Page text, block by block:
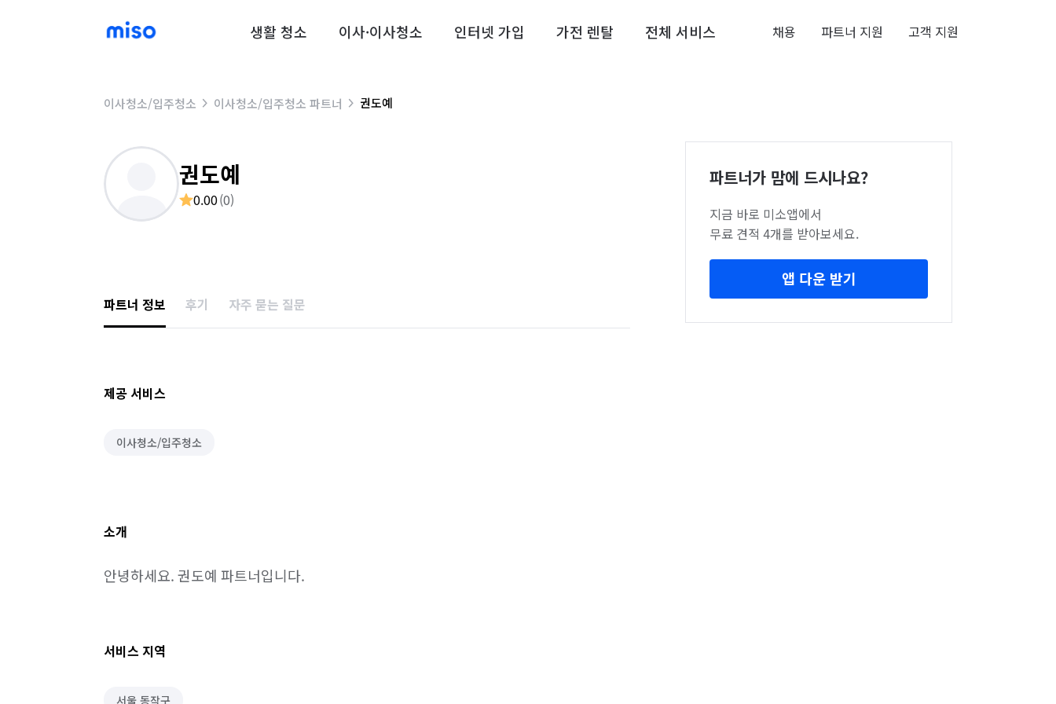
생활 청소 이사·이사청소 인터넷 가입 가전 렌탈 전체 서비스 채용 파트너 지원 고객 지원
이사청소/입주청소 이사청소/입주청소 파트너 권도예
권도예
0.00(0)
파트너 정보 후기 자주 묻는 질문
제공 서비스
이사청소/입주청소
소개
안녕하세요. 권도예 파트너입니다.
서비스 지역
서울 동작구
파트너가 맘에 드시나요?
지금 바로 미소앱에서
무료 견적 4개를 받아보세요.
앱 다운 받기